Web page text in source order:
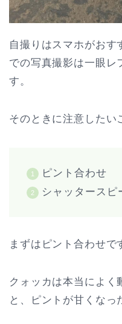
自撮りはスマホがおす
での写真撮影は一眼レ
す。
そのときに注意したい
ピント合わせ
シャッタースピ
まずはピント合わせで
クォッカは本当によく
と、ピントが甘くなっ